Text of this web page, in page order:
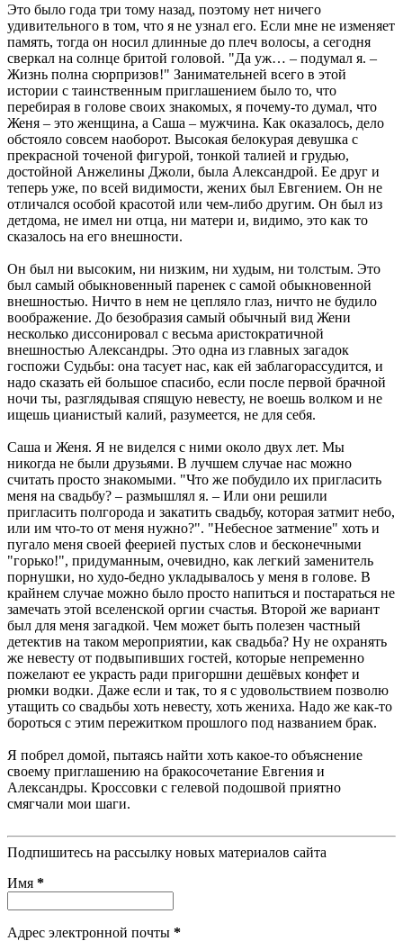
Это было года три тому назад, поэтому нет ничего
удивительного в том, что я не узнал его. Если мне не изменяет
память, тогда он носил длинные до плеч волосы, а сегодня
сверкал на солнце бритой головой. "Да уж… – подумал я. –
Жизнь полна сюрпризов!" Занимательней всего в этой
истории с таинственным приглашением было то, что
перебирая в голове своих знакомых, я почему-то думал, что
Женя – это женщина, а Саша – мужчина. Как оказалось, дело
обстояло совсем наоборот. Высокая белокурая девушка с
прекрасной точеной фигурой, тонкой талией и грудью,
достойной Анжелины Джоли, была Александрой. Ее друг и
теперь уже, по всей видимости, жених был Евгением. Он не
отличался особой красотой или чем-либо другим. Он был из
детдома, не имел ни отца, ни матери и, видимо, это как то
сказалось на его внешности.
Он был ни высоким, ни низким, ни худым, ни толстым. Это
был самый обыкновенный паренек с самой обыкновенной
внешностью. Ничто в нем не цепляло глаз, ничто не будило
воображение. До безобразия самый обычный вид Жени
несколько диссонировал с весьма аристократичной
внешностью Александры. Это одна из главных загадок
госпожи Судьбы: она тасует нас, как ей заблагорассудится, и
надо сказать ей большое спасибо, если после первой брачной
ночи ты, разглядывая спящую невесту, не воешь волком и не
ищешь цианистый калий, разумеется, не для себя.
Саша и Женя. Я не виделся с ними около двух лет. Мы
никогда не были друзьями. В лучшем случае нас можно
считать просто знакомыми. "Что же побудило их пригласить
меня на свадьбу? – размышлял я. – Или они решили
пригласить полгорода и закатить свадьбу, которая затмит небо,
или им что-то от меня нужно?". "Небесное затмение" хоть и
пугало меня своей феерией пустых слов и бесконечными
"горько!", придуманным, очевидно, как легкий заменитель
порнушки, но худо-бедно укладывалось у меня в голове. В
крайнем случае можно было просто напиться и постараться не
замечать этой вселенской оргии счастья. Второй же вариант
был для меня загадкой. Чем может быть полезен частный
детектив на таком мероприятии, как свадьба? Ну не охранять
же невесту от подвыпивших гостей, которые непременно
пожелают ее украсть ради пригоршни дешёвых конфет и
рюмки водки. Даже если и так, то я с удовольствием позволю
утащить со свадьбы хоть невесту, хоть жениха. Надо же как-то
бороться с этим пережитком прошлого под названием брак.
Я побрел домой, пытаясь найти хоть какое-то объяснение
своему приглашению на бракосочетание Евгения и
Александры. Кроссовки с гелевой подошвой приятно
смягчали мои шаги.
Подпишитесь на рассылку новых материалов сайта
Имя *
Адрес электронной почты *